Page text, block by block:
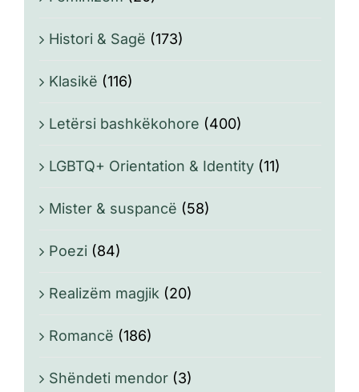
Histori & Sagë (173)
Klasikë (116)
Letërsi bashkëkohore (400)
LGBTQ+ Orientation & Identity (11)
Mister & suspancë (58)
Poezi (84)
Realizëm magjik (20)
Romancë (186)
Shëndeti mendor (3)